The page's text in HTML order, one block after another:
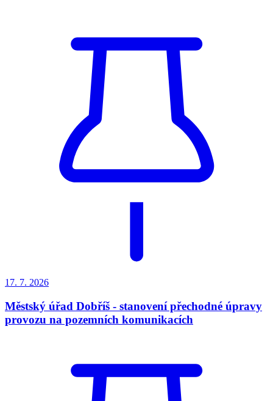
17. 7. 2026
Městský úřad Dobříš - stanovení přechodné úpravy
provozu na pozemních komunikacích